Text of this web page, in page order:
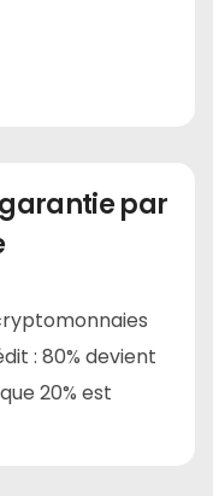
par
: 80% devient
20% est